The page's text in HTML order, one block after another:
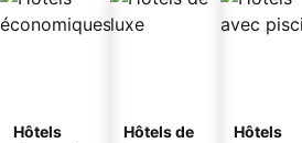
Hôtels
Hôtels de
Hôtels